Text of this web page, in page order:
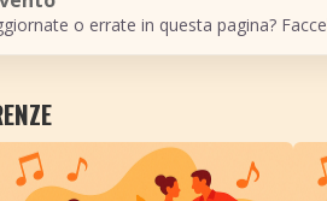
o errate in questa pagina?